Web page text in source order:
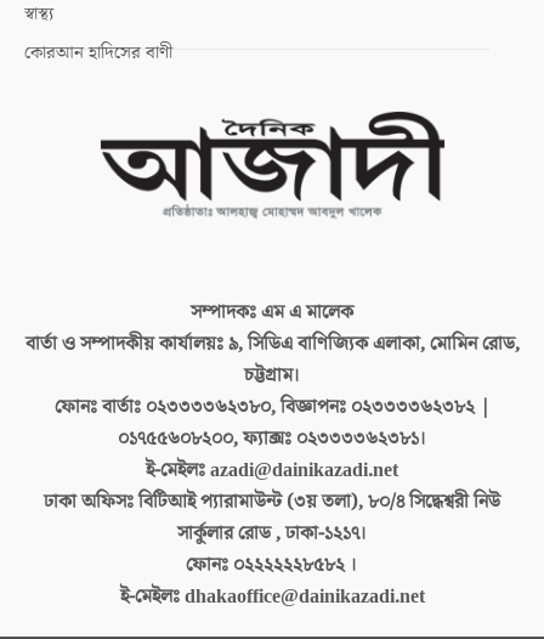
স্বাস্থ্য
কোরআন হাদিসের বাণী
সম্পাদকঃএম এ মালেক
বার্তা ও সম্পাদকীয় কার্যালয়ঃ৯, সিডিএ বাণিজ্যিক এলাকা, মোমিন রোড,
চট্টগ্রাম।
ফোনঃ বার্তাঃ ০২৩৩৩৩৬২৩৮০, বিজ্ঞাপনঃ ০২৩৩৩৩৬২৩৮২ |
০১৭৫৫৬০৮২০০, ফ্যাক্সঃ ০২৩৩৩৩৬২৩৮১।
ই-মেইলঃazadi@dainikazadi.net
ঢাকা অফিসঃবিটিআই প্যারামাউন্ট (৩য় তলা), ৮০/৪ সিদ্ধেশ্বরী নিউ
সার্কুলার রোড , ঢাকা-১২১৭।
ফোনঃ ০২২২২২২৮৫৮২ ।
ই-মেইলঃdhakaoffice@dainikazadi.net